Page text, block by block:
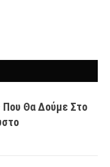
Που Θα Δούμε Στο